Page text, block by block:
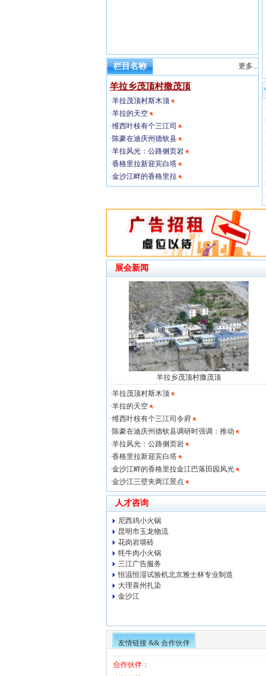
栏目名称 更多...
羊拉乡茂顶村撒茂顶
·羊拉茂顶村斯木顶
·羊拉的天空
·维西叶枝有个三江司
·陈豪在迪庆州德钦县
·羊拉风光：公路侧页岩
·香格里拉新迎宾白塔
·金沙江畔的香格里拉
展会新闻
羊拉乡茂顶村撒茂顶
·羊拉茂顶村斯木顶
·羊拉的天空
·维西叶枝有个三江司令府
·陈豪在迪庆州德钦县调研时强调：推动
·羊拉风光：公路侧页岩
·香格里拉新迎宾白塔
·金沙江畔的香格里拉金江巴落田园风光
·金沙江三壁夹两江景点
人才咨询
尼西鸡小火锅
昆明市玉龙物流
花岗岩墙砖
牦牛肉小火锅
三江广告服务
恒温恒湿试验机北京雅士林专业制造
大理喜州扎染
金沙江
友情链接 && 合作伙伴
合作伙伴：